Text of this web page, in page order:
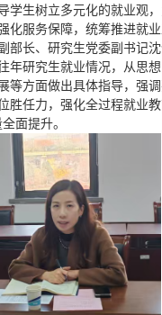
学生树立多元化的就业观
化服务保障，统筹推进就业
部长、研究生党委副书记
年研究生就业情况，从思
等方面做出具体指导，强
胜任力，强化全过程就业
面提升。